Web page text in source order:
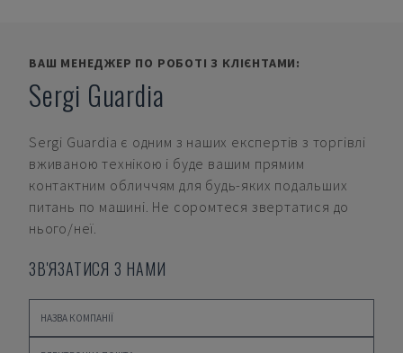
ВАШ МЕНЕДЖЕР ПО РОБОТІ З КЛІЄНТАМИ:
Sergi Guardia
Sergi Guardia є одним з наших експертів з торгівлі
вживаною технікою і буде вашим прямим
контактним обличчям для будь-яких подальших
питань по машині. Не соромтеся звертатися до
нього/неї.
ЗВ'ЯЗАТИСЯ З НАМИ